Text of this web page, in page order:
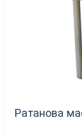
Ратанова